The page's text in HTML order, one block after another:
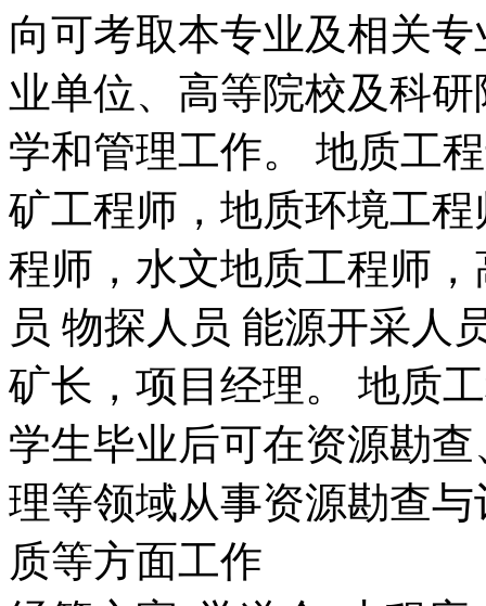
向可考取本专业及相关
业单位、高等院校及科
学和管理工作。 地质工
矿工程师，地质环境工
程师，水文地质工程师
员 物探人员 能源开采人
矿长，项目经理。 地质
学生毕业后可在资源勘
理等领域从事资源勘查
质等方面工作